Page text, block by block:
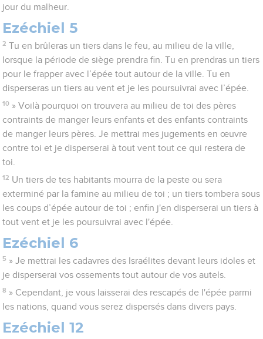
jour du malheur.
Ezéchiel 5
2 Tu en brûleras un tiers dans le feu, au milieu de la ville,
lorsque la période de siège prendra fin. Tu en prendras un tiers
pour le frapper avec l’épée tout autour de la ville. Tu en
disperseras un tiers au vent et je les poursuivrai avec l’épée.
10 » Voilà pourquoi on trouvera au milieu de toi des pères
contraints de manger leurs enfants et des enfants contraints
de manger leurs pères. Je mettrai mes jugements en œuvre
contre toi et je disperserai à tout vent tout ce qui restera de
toi.
12 Un tiers de tes habitants mourra de la peste ou sera
exterminé par la famine au milieu de toi ; un tiers tombera sous
les coups d’épée autour de toi ; enfin j'en disperserai un tiers à
tout vent et je les poursuivrai avec l'épée.
Ezéchiel 6
5 » Je mettrai les cadavres des Israélites devant leurs idoles et
je disperserai vos ossements tout autour de vos autels.
8 » Cependant, je vous laisserai des rescapés de l'épée parmi
les nations, quand vous serez dispersés dans divers pays.
Ezéchiel 12